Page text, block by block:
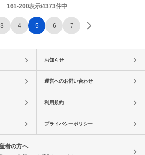
161-200表示/4373件中
3 4 5 6 7
お知らせ
運営へのお問い合わせ
利用規約
プライバシーポリシー
者の方へ